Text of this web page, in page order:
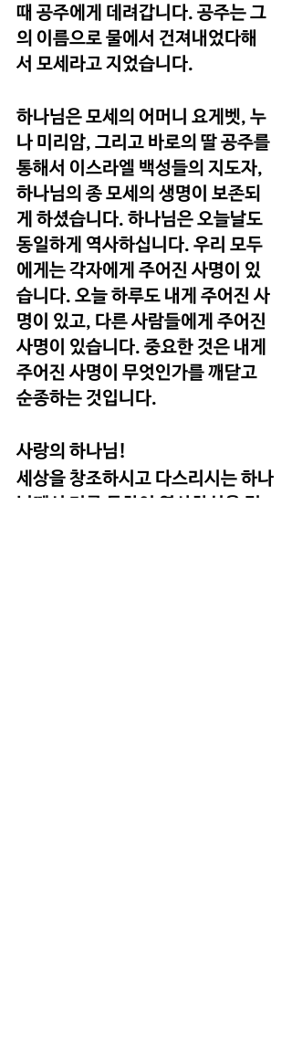
때 공주에게 데려갑니다. 공주는 그
의 이름으로 물에서 건져내었다해
서 모세라고 지었습니다.
하나님은 모세의 어머니 요게벳, 누
나 미리암, 그리고 바로의 딸 공주를
통해서 이스라엘 백성들의 지도자,
하나님의 종 모세의 생명이 보존되
게 하셨습니다. 하나님은 오늘날도
동일하게 역사하십니다. 우리 모두
에게는 각자에게 주어진 사명이 있
습니다. 오늘 하루도 내게 주어진 사
명이 있고, 다른 사람들에게 주어진
사명이 있습니다. 중요한 것은 내게
주어진 사명이 무엇인가를 깨닫고
순종하는 것입니다.
사랑의 하나님!
세상을 창조하시고 다스리시는 하나
님께서 저를 통하여 역사하심을 믿